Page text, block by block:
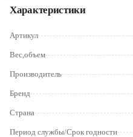
Новодвинск
Северодвинск
Череповец
Характеристики
Артикул
Вес,объем
Производитель
Бренд
Страна
Период службы/Срок годности